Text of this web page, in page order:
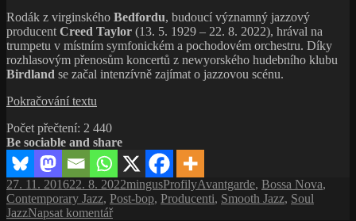
Eastwood:
The
View
From
Here
Rodák z virginského Bedfordu, budoucí významný jazzový
producentCreed Taylor (13. 5. 1929 – 22. 8. 2022), hrával na
trumpetu v místním symfonickém a pochodovém orchestru. Díky
rozhlasovým přenosům koncertů z newyorského hudebního klubu
Birdland se začal intenzívně zajímat o jazzovou scénu.
Pokračování textu
člověk
za
vším
tím
jazzem
Počet přečtení: 2 440
Be sociable and share
Publikováno:
27. 11. 201622. 8. 2022Autor:
mingusRubriky:
ProfilyŠtítky:
Avantgarde, Bossa Nova,
Contemporary Jazz, Post-bop, Producenti, Smooth Jazz, Soul
JazzNapsat komentářpro